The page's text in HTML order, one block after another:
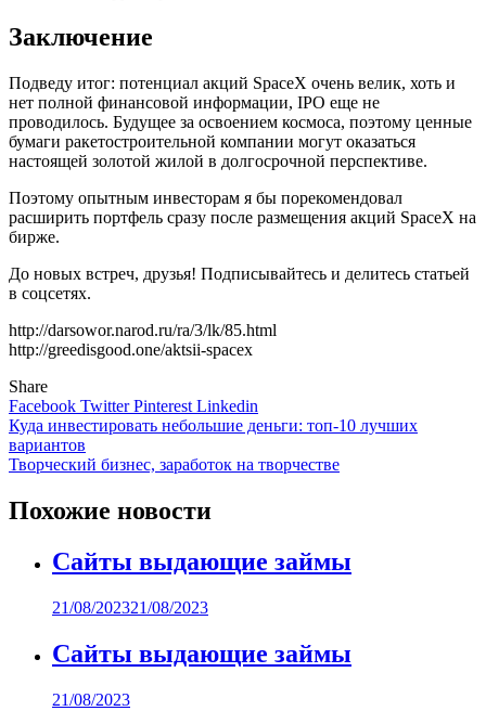
Заключение
Подведу итог: потенциал акций SpaceX очень велик, хоть и
нет полной финансовой информации, IPO еще не
проводилось. Будущее за освоением космоса, поэтому ценные
бумаги ракетостроительной компании могут оказаться
настоящей золотой жилой в долгосрочной перспективе.
Поэтому опытным инвесторам я бы порекомендовал
расширить портфель сразу после размещения акций SpaceX на
бирже.
До новых встреч, друзья! Подписывайтесь и делитесь статьей
в соцсетях.
http://darsowor.narod.ru/ra/3/lk/85.html
http://greedisgood.one/aktsii-spacex
Share
Facebook TwitterPinterest Linkedin
Навигация
по
Куда инвестировать небольшие деньги: топ-10 лучших
вариантов
Творческий бизнес, заработок на творчестве
Похожие новости
Сайты выдающие займы
21/08/202321/08/2023
Сайты выдающие займы
21/08/2023